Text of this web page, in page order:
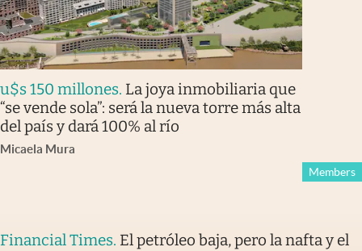
u$s 150 millones. La joya inmobiliaria que
“se vende sola”: será la nueva torre más alta
del país y dará 100% al río
Micaela Mura
Members
Financial Times. El petróleo baja, pero la nafta y el